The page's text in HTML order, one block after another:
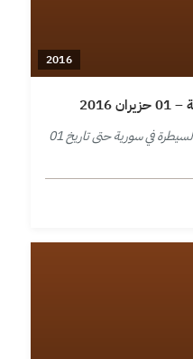
2016
خريطة توضح تغيرات مواقع النفوذ والسيطرة في سورية حتى تاريخ 01